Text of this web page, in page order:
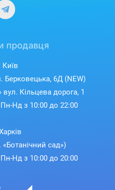
продавця
Київ
Берковецька, 6Д (NEW)
Кільцева дорога, 1
Нд з 10:00 до 22:00
сад»)
Нд з 10:00 до 20:00